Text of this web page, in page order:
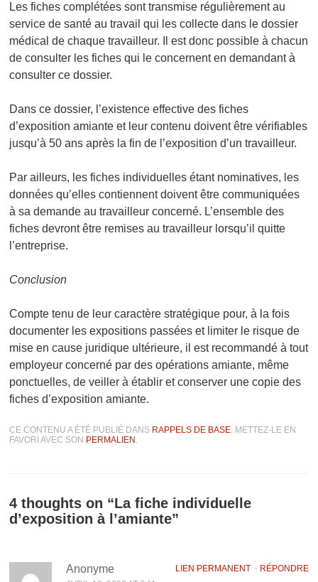
Les fiches complétées sont transmise régulièrement au
service de santé au travail qui les collecte dans le dossier
médical de chaque travailleur. Il est donc possible à chacun
de consulter les fiches qui le concernent en demandant à
consulter ce dossier.
Dans ce dossier, l’existence effective des fiches
d’exposition amiante et leur contenu doivent être vérifiables
jusqu’à 50 ans après la fin de l’exposition d’un travailleur.
Par ailleurs, les fiches individuelles étant nominatives, les
données qu’elles contiennent doivent être communiquées
à sa demande au travailleur concerné. L’ensemble des
fiches devront être remises au travailleur lorsqu’il quitte
l’entreprise.
Conclusion
Compte tenu de leur caractère stratégique pour, à la fois
documenter les expositions passées et limiter le risque de
mise en cause juridique ultérieure, il est recommandé à tout
employeur concerné par des opérations amiante, même
ponctuelles, de veiller à établir et conserver une copie des
fiches d’exposition amiante.
CE CONTENU A ÉTÉ PUBLIÉ DANS RAPPELS DE BASE. METTEZ-LE EN
FAVORI AVEC SON PERMALIEN .
4 thoughts on “La fiche individuelle
d’exposition à l’amiante”
LIEN PERMANENT⋅ RÉPONDRE
Anonyme